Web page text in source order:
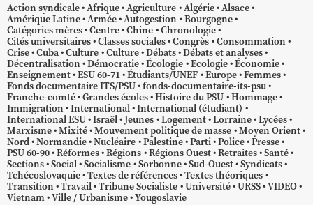
Action syndicale Afrique Agriculture Algérie Alsace
Amérique Latine Armée Autogestion
Bourgogne
Catégories mères Centre Chine Chronologie
Cités universitaires Classes sociales Congrès Consommation
Crise Cuba Culture Culture Débats Débats et analyses
Décentralisation Démocratie Écologie Ecologie Économie
Enseignement ESU 60-71 Étudiants/UNEF Europe Femmes
Fonds documentaire ITS/PSU fonds-documentaire-its-psu
Franche-comté Grandes écoles Histoire du PSU Hommage
Immigration International International (étudiant)
International ESU Israël Jeunes Logement Lorraine Lycées
Marxisme Mixité Mouvement politique de masse Moyen Orient
Nord Normandie Nucléaire Palestine Parti Police Presse
PSU 60-90 Réformes Régions Régions Ouest Retraites Santé
Sections Social Socialisme Sorbonne Sud-Ouest Syndicats
Tchécoslovaquie Textes de références Textes théoriques
Transition Travail Tribune Socialiste Université URSS VIDEO
Vietnam Ville / Urbanisme Yougoslavie